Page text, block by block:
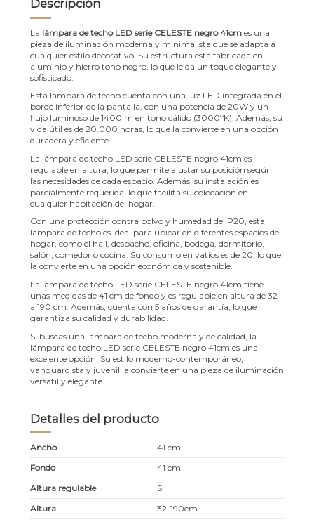
Descripción
La lámpara de techo LED serie CELESTE negro 41cm es una
pieza de iluminación moderna y minimalista que se adapta a
cualquier estilo decorativo. Su estructura está fabricada en
aluminio y hierro tono negro, lo que le da un toque elegante y
sofisticado.
Esta lámpara de techo cuenta con una luz LED integrada en el
borde inferior de la pantalla, con una potencia de 20W y un
flujo luminoso de 1400lm en tono cálido (3000ºK). Además, su
vida útil es de 20.000 horas, lo que la convierte en una opción
duradera y eficiente.
La lámpara de techo LED serie CELESTE negro 41cm es
regulable en altura, lo que permite ajustar su posición según
las necesidades de cada espacio. Además, su instalación es
parcialmente requerida, lo que facilita su colocación en
cualquier habitación del hogar.
Con una protección contra polvo y humedad de IP20, esta
lámpara de techo es ideal para ubicar en diferentes espacios del
hogar, como el hall, despacho, oficina, bodega, dormitorio,
salón, comedor o cocina. Su consumo en vatios es de 20, lo que
la convierte en una opción económica y sostenible.
La lámpara de techo LED serie CELESTE negro 41cm tiene
unas medidas de 41 cm de fondo y es regulable en altura de 32
a 190 cm. Además, cuenta con 5 años de garantía, lo que
garantiza su calidad y durabilidad.
Si buscas una lámpara de techo moderna y de calidad, la
lámpara de techo LED serie CELESTE negro 41cm es una
excelente opción. Su estilo moderno-contemporáneo,
vanguardista y juvenil la convierte en una pieza de iluminación
versátil y elegante.
Detalles del producto
Ancho
41 cm
Fondo
41 cm
Altura regulable
Si
Altura
32-190cm